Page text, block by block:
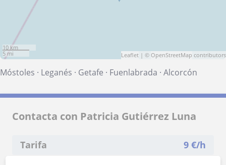
10 km
5 mi
Leaflet | © OpenStreetMap contributors
Móstoles · Leganés · Getafe · Fuenlabrada · Alcorcón
Contacta con Patricia Gutiérrez Luna
Tarifa 9 €/h